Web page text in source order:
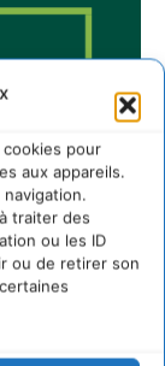
pour
aux appareils.
navigation.
traiter des
ou les ID
ou de retirer son